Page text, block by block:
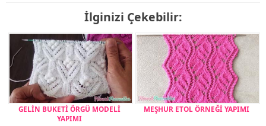
İlginizi Çekebilir:
GELİN BUKETİ ÖRGÜ MODELİ
YAPIMI
MEŞHUR ETOL ÖRNEĞİ YAPIMI